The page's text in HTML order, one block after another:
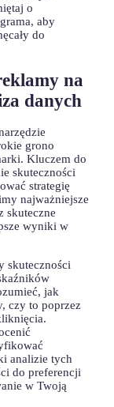
⁣o
aby
do
na‍
danych
grono
Kluczem ‍do
skuteczności
strategię
najważniejsze
skuteczne
wyniki w
skuteczności
⁣jak
czy ⁤to poprzez
analizie tych
do preferencji
w Twoją